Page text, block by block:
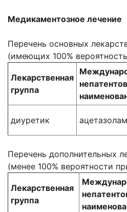
Медикаментозное лечение
Перечень основных
(имеющих 100%
Лекарственная
группа
диуретик
Перечень дополнительных
(менее 100% вероятности
Лекарственная
группа